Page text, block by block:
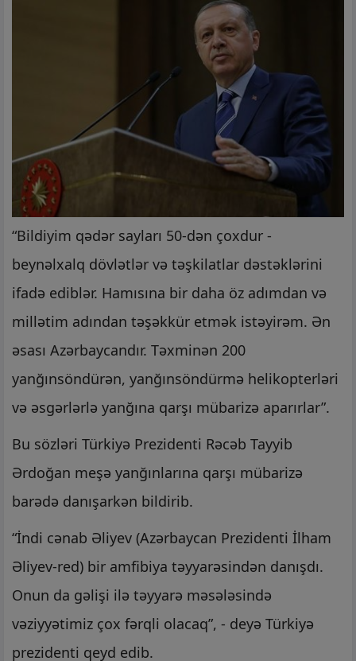
“Bildiyim qədər sayları 50-dən çoxdur -
beynəlxalq dövlətlər və təşkilatlar dəstəklərini
ifadə ediblər. Hamısına bir daha öz adımdan və
millətim adından təşəkkür etmək istəyirəm. Ən
əsası Azərbaycandır. Təxminən 200
yanğınsöndürən, yanğınsöndürmə helikopterləri
və əsgərlərlə yanğına qarşı mübarizə aparırlar”.
Bu sözləri Türkiyə Prezidenti Rəcəb Tayyib
Ərdoğan meşə yanğınlarına qarşı mübarizə
barədə danışarkən bildirib.
“İndi cənab Əliyev (Azərbaycan Prezidenti İlham
Əliyev-red) bir amfibiya təyyarəsindən danışdı.
Onun da gəlişi ilə təyyarə məsələsində
vəziyyətimiz çox fərqli olacaq”, - deyə Türkiyə
prezidenti qeyd edib.